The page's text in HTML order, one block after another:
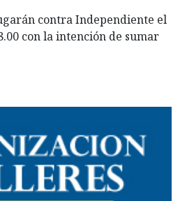
contra Independiente el
con la intención de sumar